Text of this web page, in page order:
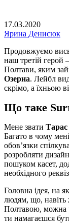
17.03.2020
Ярина Денисюк
Продовжуємо
наш третій герой
Полтави, яким
Озерна. Лейбл
скрімо, а їхньою
Що таке
Мене звати Тарас
Багато в чому
обов’язки
розробляти
пошуком касет,
необхідного
Головна ідея, на
людям, що, навіть
Полтавою, можна
ти намагаєшся